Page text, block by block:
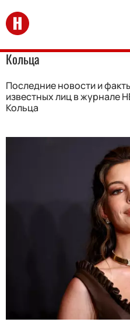
Перейти на главную
Кольца
Последние новости и
известных лиц в журнале
Кольца